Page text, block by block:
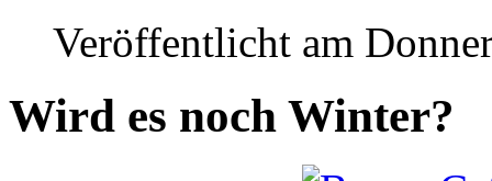
Veröffentlicht am
Wird es noch Winter?